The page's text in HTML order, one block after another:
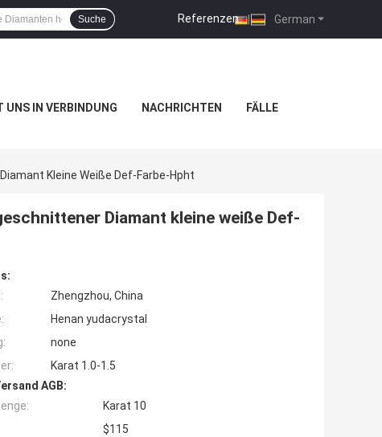
German
Referenzen |
Suche
UNS IN VERBINDUNG NACHRICHTEN FÄLLE
Kleine Weiße Def-Farbe-Hpht
Diamant kleine weiße Def-
Zhengzhou, China
Henan yudacrystal
none
Karat 1.0-1.5
AGB:
Karat 10
$115